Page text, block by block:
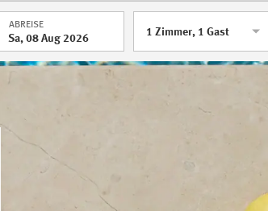
ABREISE
Sa, 08 Aug 2026
1 Zimmer, 1 Gast